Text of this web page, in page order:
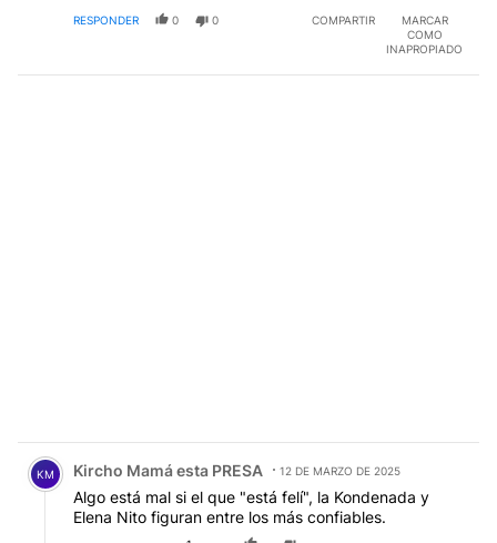
RESPONDER 0 0 COMPARTIR
MARCAR
COMO
INAPROPIADO
Comentario de Kircho Mamá esta PRESA.
KM Kircho Mamá esta PRESA 12 DE MARZO DE 2025
Algo está mal si el que "está felí", la Kondenada y
Elena Nito figuran entre los más confiables.